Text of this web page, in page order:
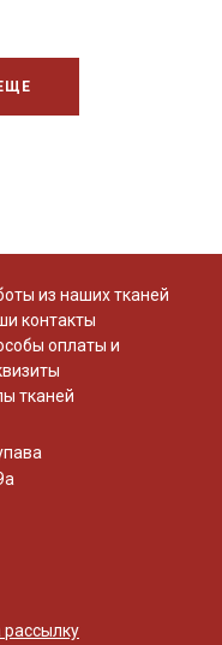
из наших тканей
контакты
оплаты и
тканей
рассылку